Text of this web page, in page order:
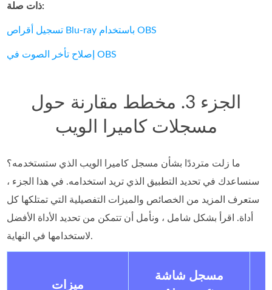
ذات صلة:
تسجيل أقراص Blu-ray باستخدام OBS
إصلاح تأخر الصوت في OBS
الجزء 3. مخطط مقارنة حول
مسجلات كاميرا الويب
ما زلت مترددًا بشأن مسجل كاميرا الويب الذي ستستخدمه؟
سنساعدك في تحديد التطبيق الذي تريد استخدامه. في هذا الجزء ،
ستعرف المزيد من الخصائص والميزات التفصيلية التي تمتلكها كل
أداة. اقرأ بشكل شامل ، ونأمل أن تتمكن من تحديد الأداة الأفضل
لاستخدامها في النهاية.
ميزات
مسجل شاشة